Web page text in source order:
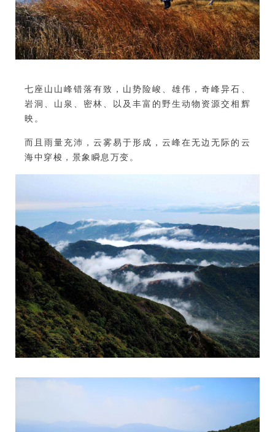
七座山山峰错落有致，山势险峻、雄伟，奇峰异石、
岩洞、山泉、密林、以及丰富的野生动物资源交相辉
映。
而且雨量充沛，云雾易于形成，云峰在无边无际的云
海中穿梭，景象瞬息万变。